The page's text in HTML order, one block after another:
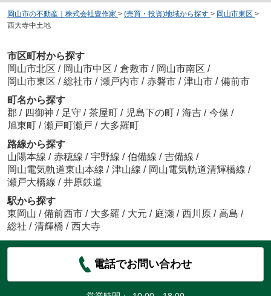
岡山市の不動産｜株式会社豊作家 > (売買・投資)地域から探す > 岡山市東区 >
西大寺中土地
市区町村から探す
岡山市北区 / 岡山市中区 / 倉敷市 / 岡山市南区 /
岡山市東区 / 総社市 / 瀬戸内市 / 赤磐市 / 津山市 / 備前市
町名から探す
郡 / 四御神 / 足守 / 茶屋町 / 児島下の町 / 海吉 / 今保 /
旭東町 / 瀬戸町瀬戸 / 大多羅町
路線から探す
山陽本線 / 赤穂線 / 宇野線 / 伯備線 / 吉備線 /
岡山電気軌道東山本線 / 津山線 / 岡山電気軌道清輝橋線 /
瀬戸大橋線 / 井原鉄道
駅から探す
東岡山 / 備前西市 / 大多羅 / 大元 / 庭瀬 / 西川原 / 高島 /
総社 / 清輝橋 / 西大寺
電話でお問い合わせ